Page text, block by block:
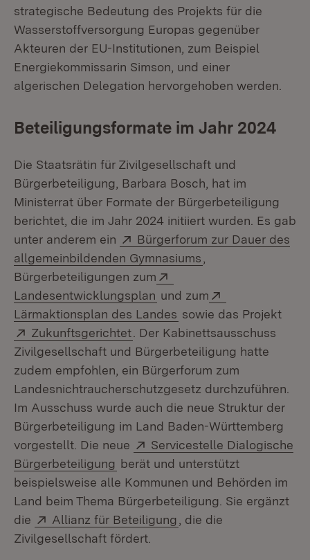
strategische Bedeutung des Projekts für die
Wasserstoffversorgung Europas gegenüber
Akteuren der EU-Institutionen, zum Beispiel
Energiekommissarin Simson, und einer
algerischen Delegation hervorgehoben werden.
Beteiligungsformate im Jahr 2024
Die Staatsrätin für Zivilgesellschaft und
Bürgerbeteiligung, Barbara Bosch, hat im
Ministerrat über Formate der Bürgerbeteiligung
berichtet, die im Jahr 2024 initiiert wurden. Es gab
unter anderem ein
Extern:
Bürgerforum zur Dauer des
allgemeinbildenden Gymnasiums
Bürgerbeteiligungen zum
Landesentwicklungsplan (Öffnet in neuem Fenster)
und zum
Lärmaktionsplan des Landes (Öffnet in neuem
sowie das Projekt
Extern:
Zukunftsgerichtet (Öffnet in neuem Fenster)
. Der Kabinettsausschuss
Zivilgesellschaft und Bürgerbeteiligung hatte
zudem empfohlen, ein Bürgerforum zum
Landesnichtraucherschutzgesetz durchzuführen.
Im Ausschuss wurde auch die neue Struktur der
Bürgerbeteiligung im Land Baden-Württemberg
vorgestellt. Die neue
Extern:
Servicestelle Dialogische
Bürgerbeteiligung (Öffnet in neuem Fenster)
berät und unterstützt
beispielsweise alle Kommunen und Behörden im
Land beim Thema Bürgerbeteiligung. Sie ergänzt
die
Extern:
Allianz für Beteiligung (Öffnet in neuem
, die die
Zivilgesellschaft fördert.